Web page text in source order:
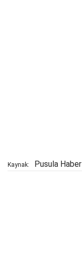
Kaynak: Pusula Haber